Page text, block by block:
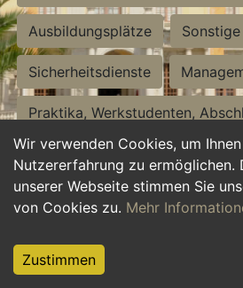
Wir verwenden Cookies, um
Nutzererfahrung zu ermöglichen.
unserer Webseite stimmen Sie
von Cookies zu. Mehr
Zustimmen
Ausbildungsplätze
Sicherheitsdienste
Praktika, Werkstudenten,
Personalwesen Assistenz,
Hilfskräfte, Aushilfs- und
Weiterbildung, Studium, duale